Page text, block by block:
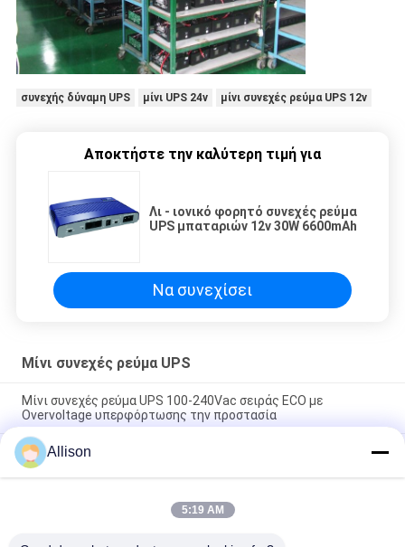
συνεχής δύναμη UPS μίνι UPS 24v μίνι συνεχές ρεύμα UPS 12v
Αποκτήστε την καλύτερη τιμή για
Λι - ιονικό φορητό συνεχές ρεύμα
UPS μπαταριών 12v 30W 6600mAh
Να συνεχίσει
Μίνι συνεχές ρεύμα UPS
Μίνι συνεχές ρεύμα UPS 100-240Vac σειράς ECO με
Overvoltage υπερφόρτωσης την προστασία
Υψηλό μίνι συνεχές ρεύμα UPS, μπαταρία συμβατότητας
λίθιου υψηλής ικανότητας ΣΥΝΕΧΟΎΣ δύναμης UPS
Συμπίεση μεγέθους AC DC τροφοδοσία που παρέχει σταθερό
ρεύμα εξόδου Ιδανικό για τη φόρτιση μπαταρίας και
Allison
5:19 AM